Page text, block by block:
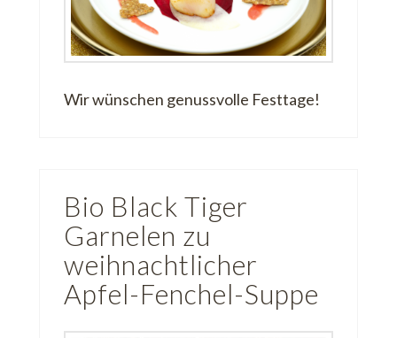
Wir wünschen genussvolle Festtage!
Bio Black Tiger
Garnelen zu
weihnachtlicher
Apfel-Fenchel-Suppe